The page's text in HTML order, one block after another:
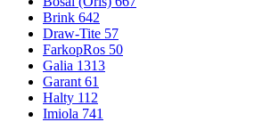
Brink 642
Draw-Tite 57
FarkopRos 50
Galia 1313
Garant 61
Halty 112
Imiola 741